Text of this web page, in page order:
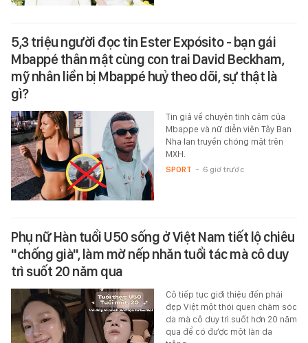
5,3 triệu người đọc tin Ester Expósito - bạn gái
Mbappé thân mật cùng con trai David Beckham,
mỹ nhân liền bị Mbappé huỷ theo dõi, sự thật là
gì?
Tin giả về chuyện tình cảm của
Mbappe và nữ diễn viên Tây Ban
Nha lan truyền chóng mặt trên
MXH.
SPORT - 6 giờ trước
Phụ nữ Hàn tuổi U50 sống ở Việt Nam tiết lộ chiêu
"chống già", làm mờ nếp nhăn tuổi tác mà cô duy
trì suốt 20 năm qua
Cô tiếp tục giới thiệu đến phái
đẹp Việt một thói quen chăm sóc
da mà cô duy trì suốt hơn 20 năm
qua để có được một làn da